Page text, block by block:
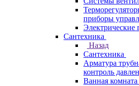
приборы
Электрические
Сантехника
Назад
Сантехника
Арматура
контроль
Ванная комната